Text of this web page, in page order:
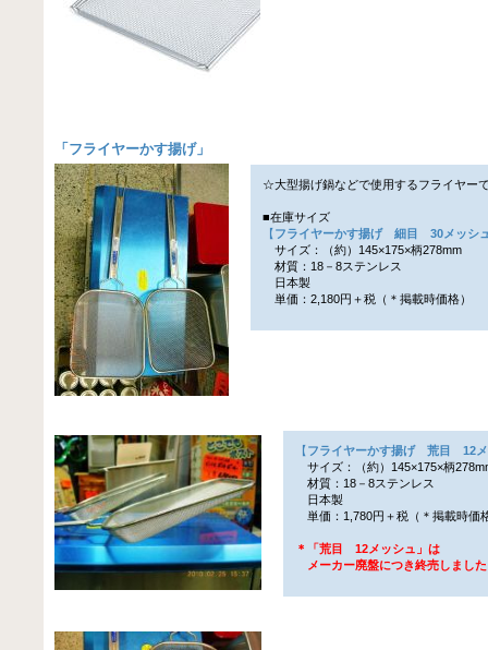
「 フライヤーかす揚げ」
☆大型揚げ鍋などで使用するフライヤー
■在庫サイズ
【フライヤーかす揚げ 細目 30メッシ
サイズ：（約）145×175×柄278mm
材質：18－8ステンレス
日本製
単価：2,180円＋税（＊掲載時価格）
【フライヤーかす揚げ 荒目 12メ
サイズ：（約）145×175×柄
材質：18－8ステンレス
日本製
単価：1,780円＋税（＊掲載時価
＊「荒目 12メッシュ」は
メーカー廃盤につき終売しまし